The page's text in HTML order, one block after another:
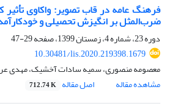
فرهنگ عامه در قاب تصویر: واکاوی
ضرب‌المثل بر انگیزش تحصیلی و
دوره 23، شماره 4، زمستان 1399، صفحه
29-47
10.30481/lis.2020.219398.1679
معصومه منصوری، سمیه سادات آخشیک، مهدی
مشاهده مقاله
اصل مقاله 712.74 K